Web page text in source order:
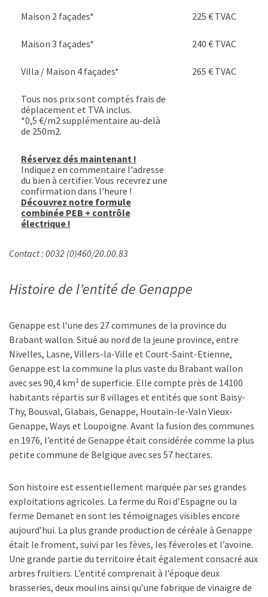
Maison 2 façades* 225 € TVAC
Maison 3 façades* 240 € TVAC
Villa / Maison 4 façades* 265 € TVAC
Tous nos prix sont comptés frais de
déplacement et TVA inclus.
*0,5 €/m2 supplémentaire au-delà
de 250m2.
Réservez dés maintenant !
Indiquez en commentaire l'adresse
du bien à certifier. Vous recevrez une
confirmation dans l'heure !
Découvrez notre formule
combinée PEB + contrôle
électrique !
Contact : 0032 (0)460/20.00.83
Histoire de l’entité de Genappe
Genappe est l’une des 27 communes de la province du
Brabant wallon. Situé au nord de la jeune province, entre
Nivelles, Lasne, Villers-la-Ville et Court-Saint-Etienne,
Genappe est la commune la plus vaste du Brabant wallon
avec ses 90,4 km² de superficie. Elle compte près de 14100
habitants répartis sur 8 villages et entités que sont Baisy-
Thy, Bousval, Glabais, Genappe, Houtain-le-Valn Vieux-
Genappe, Ways et Loupoigne. Avant la fusion des communes
en 1976, l’entité de Genappe était considérée comme la plus
petite commune de Belgique avec ses 57 hectares.
Son histoire est essentiellement marquée par ses grandes
exploitations agricoles. La ferme du Roi d’Espagne ou la
ferme Demanet en sont les témoignages visibles encore
aujourd’hui. La plus grande production de céréale à Genappe
était le froment, suivi par les fèves, les féveroles et l’avoine.
Une grande partie du territoire était également consacré aux
arbres fruitiers. L’entité comprenait à l’époque deux
brasseries, deux moulins ainsi qu’une fabrique de vinaigre de